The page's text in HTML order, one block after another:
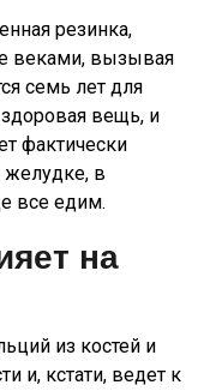
резинка,
веками, вызывая
семь лет для
вещь, и
фактически
желудке, в
все едим.
на
из костей и
и, кстати, ведет к